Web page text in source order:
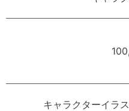
キャラクターイラ